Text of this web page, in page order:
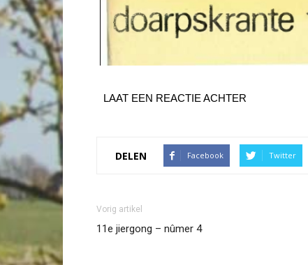
LAAT EEN REACTIE ACHTER
DELEN Facebook Twitter
Vorig artikel
11e jiergong – nûmer 4